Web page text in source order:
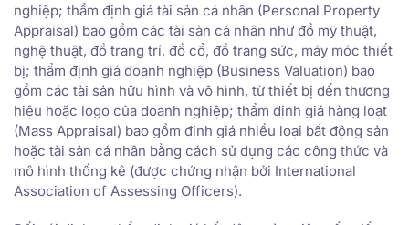
nghiệp; thẩm định giá tài sản cá nhân (Personal Property
Appraisal) bao gồm các tài sản cá nhân như đồ mỹ thuật,
nghệ thuật, đồ trang trí, đồ cổ, đồ trang sức, máy móc thiết
bị; thẩm định giá doanh nghiệp (Business Valuation) bao
gồm các tài sản hữu hình và vô hình, từ thiết bị đến thương
hiệu hoặc logo của doanh nghiệp; thẩm định giá hàng loạt
(Mass Appraisal) bao gồm định giá nhiều loại bất động sản
hoặc tài sản cá nhân bằng cách sử dụng các công thức và
mô hình thống kê (được chứng nhận bởi International
Association of Assessing Officers).